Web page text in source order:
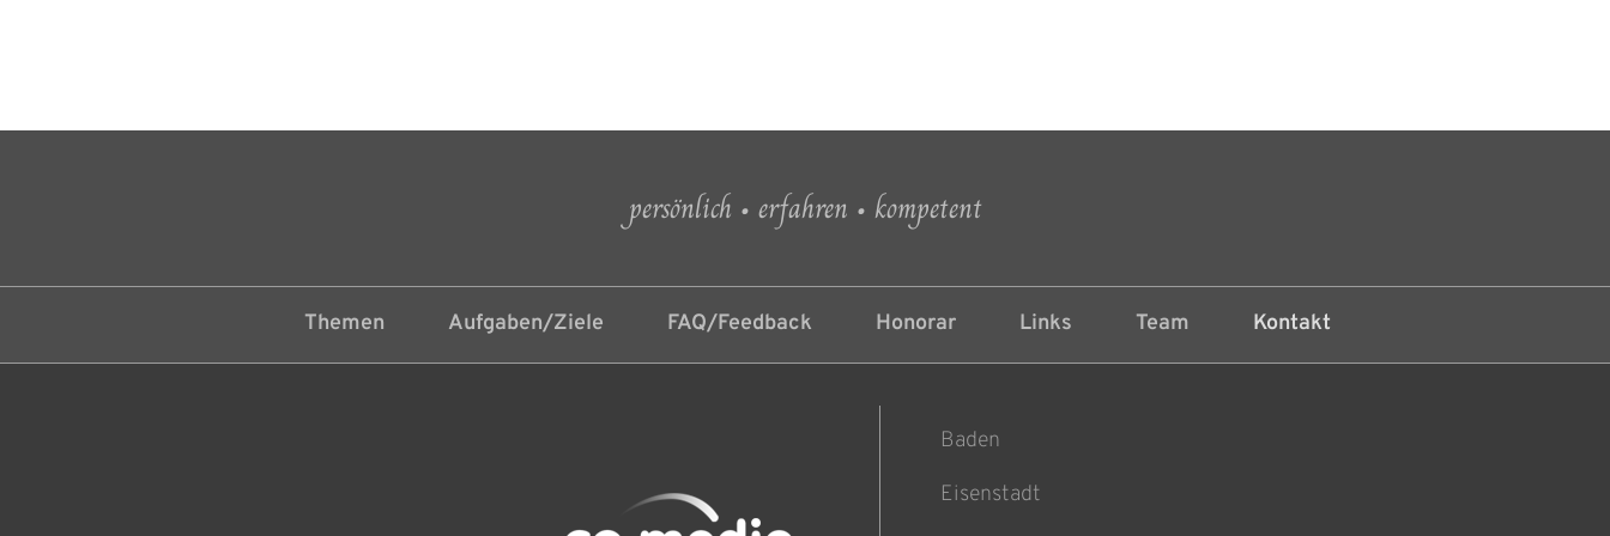
persönlich • erfahren • kompetent
Themen Aufgaben/Ziele FAQ/Feedback Honorar Links Team Kontakt
Baden
Eisenstadt